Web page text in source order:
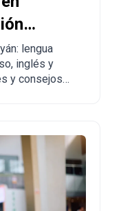
y
lengua
inglés y
y consejos